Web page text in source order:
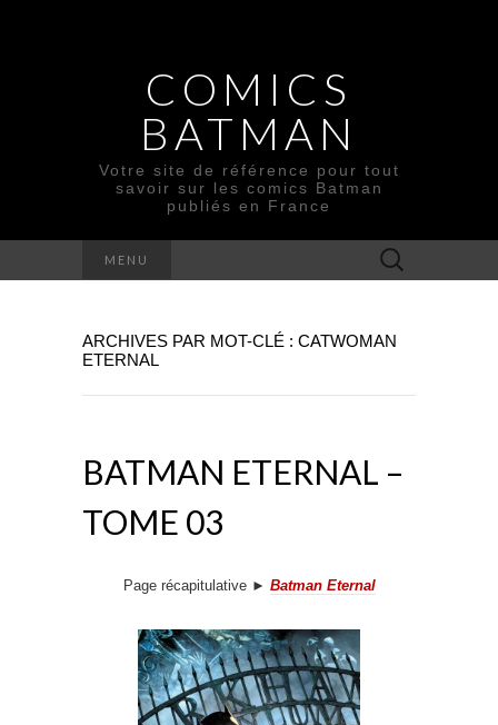
COMICS
BATMAN
Votre site de référence pour tout
savoir sur les comics Batman
publiés en France
MENU Rechercher :
ARCHIVES PAR MOT-CLÉ : CATWOMAN
ETERNAL
BATMAN ETERNAL –
TOME 03
Page récapitulative ► Batman Eternal